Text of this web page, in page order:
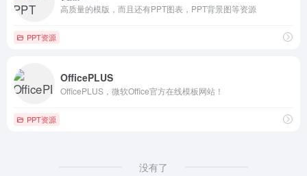
高质量的模版，而且还有PPT图表，PPT背景图等资源
PPT资源
OfficePLUS
OfficePLUS，微软Office官方在线模板网站！
PPT资源
没有了